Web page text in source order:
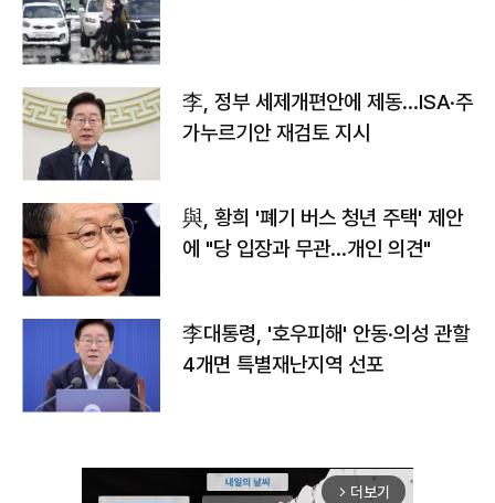
李, 정부 세제개편안에 제동…ISA·주
가누르기안 재검토 지시
與, 황희 '폐기 버스 청년 주택' 제안
에 "당 입장과 무관…개인 의견"
李대통령, '호우피해' 안동·의성 관할
4개면 특별재난지역 선포
arrow_forward_ios 더보기